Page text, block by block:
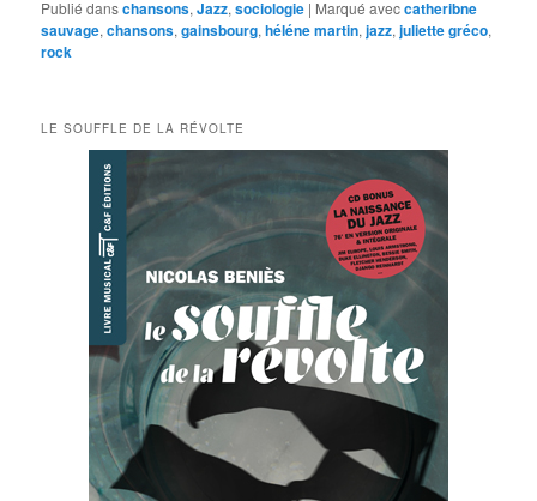
Publié danschansons,Jazz,sociologie | Marqué aveccatheribne
sauvage,chansons,gainsbourg,héléne martin,jazz,juliette gréco,
rock
LE SOUFFLE DE LA RÉVOLTE